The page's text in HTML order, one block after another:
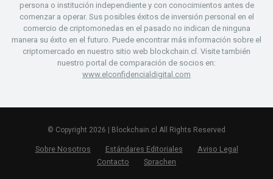
persona o institución independiente y con conocimientos antes de
comenzar a operar. Sus posibles éxitos de inversión personal en el
comercio de criptomonedas en el pasado no indican de ninguna
manera su éxito en el futuro. Puede encontrar más información sobre el
criptomercado en nuestro sitio web blockchain.cl. Visite también
nuestro portal de comparación de socios en:
www.elconfidencialdigital.com
© Copyright 2026 | Blockchain.cl All Rights Reserved
Sobre Nosotros Estándares Editoriales
Aviso Legal
Contacto
Sprachen